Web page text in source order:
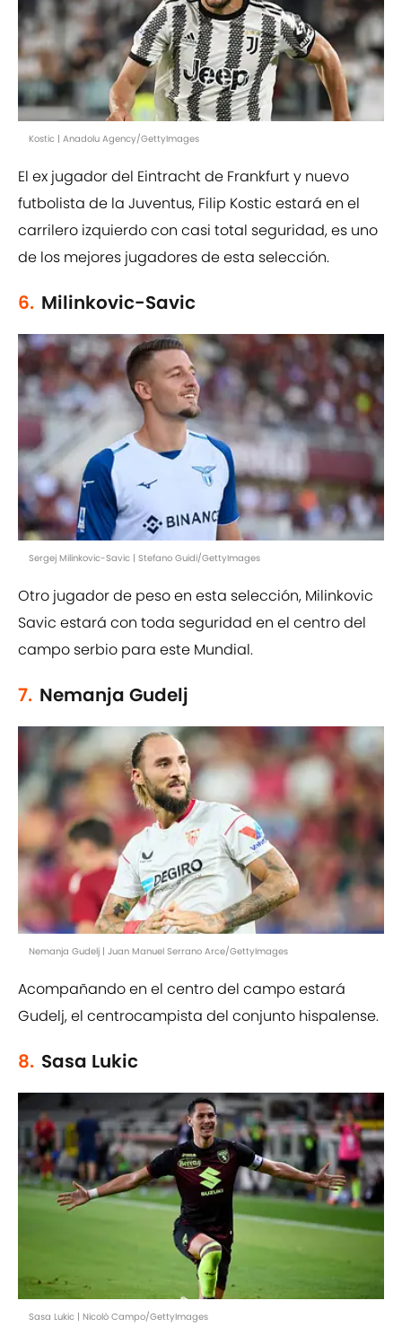
Kostic | Anadolu Agency/GettyImages
El ex jugador del Eintracht de Frankfurt y nuevo
futbolista de la Juventus, Filip Kostic estará en el
carrilero izquierdo con casi total seguridad, es uno
de los mejores jugadores de esta selección.
6. Milinkovic-Savic
Sergej Milinkovic-Savic | Stefano Guidi/GettyImages
Otro jugador de peso en esta selección, Milinkovic
Savic estará con toda seguridad en el centro del
campo serbio para este Mundial.
7. Nemanja Gudelj
Nemanja Gudelj | Juan Manuel Serrano Arce/GettyImages
Acompañando en el centro del campo estará
Gudelj, el centrocampista del conjunto hispalense.
8. Sasa Lukic
Sasa Lukic | Nicolò Campo/GettyImages